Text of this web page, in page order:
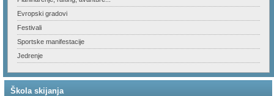
Evropski gradovi
Festivali
Sportske manifestacije
Jedrenje
Škola skijanja